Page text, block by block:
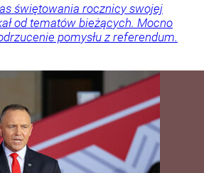
świętowania rocznicy swojej
od tematów bieżących. Mocno
pomysłu z referendum.